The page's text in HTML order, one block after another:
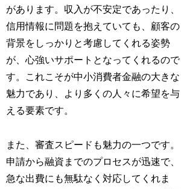
があります。収入が不安定であったり、
信用情報に問題を抱えていても、顧客の
背景をしっかりと考慮してくれる姿勢
が、心強いサポートとなってくれるので
す。これこそが中小消費者金融の大きな
魅力であり、より多くの人々に希望を与
える要素です。
また、審査スピードも魅力の一つです。
申請から融資までのプロセスが迅速で、
急な出費にも無駄なく対応してくれま